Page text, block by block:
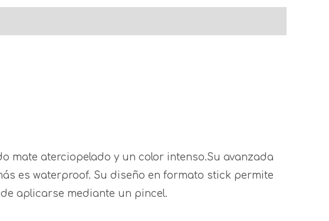
mate aterciopelado y un color intenso.Su avanzada
es waterproof. Su diseño en formato stick permite
aplicarse mediante un pincel.